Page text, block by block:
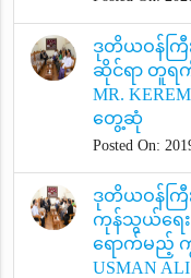
ဒုတိယဝန်ကြီ
ဆိုင်ရာ တူရ
MR.
တွေ့ဆုံ
Posted On:
ဒုတိယဝန်ကြီ
ကုန်သွယ်ရေး
ရောက်မည့် က
USMAN